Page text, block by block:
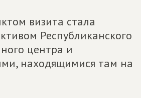
визита стала
Республиканского
центра и
находящимися там на